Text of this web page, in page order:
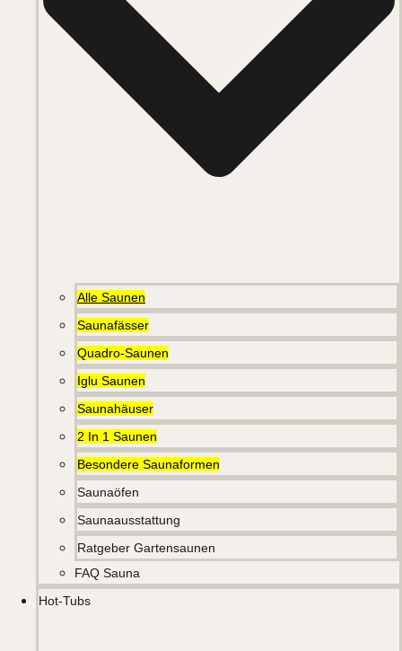
Alle Saunen
Saunafässer
Quadro-Saunen
Iglu Saunen
Saunahäuser
2 In 1 Saunen
Besondere Saunaformen
Saunaöfen
Saunaausstattung
Ratgeber Gartensaunen
FAQ Sauna
Hot-Tubs